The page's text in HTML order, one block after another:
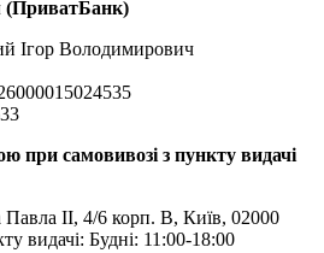
(ПриватБанк)
Ігор Володимирович
при самовивозі з пункту видачі
II, 4/6 корп. В, Київ, 02000
видачі: Будні: 11:00-18:00